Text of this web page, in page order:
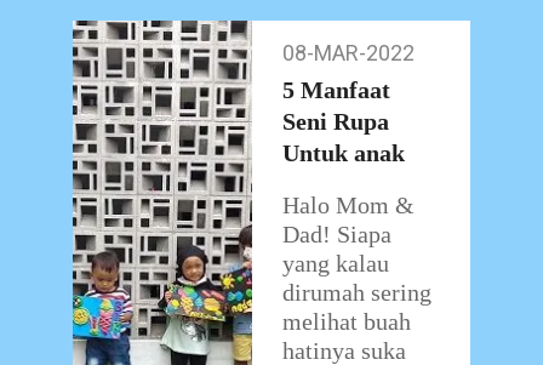
Kitchen, Eko
…
08-
Mar-
2022
08-MAR-2022
5 Manfaat
Seni Rupa
Untuk anak
Halo Mom &
Dad! Siapa
yang kalau
dirumah sering
melihat buah
hatinya suka